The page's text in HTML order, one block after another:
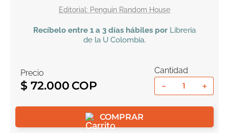
Penguin Random House
Recíbelo entre 1 a 3 días hábiles por Libreria
de la U Colombia.
Precio
$ 72.000
Cantidad
＋
－
COMPRAR